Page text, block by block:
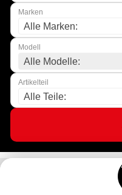
Marken
Alle Marken:
Modell
Alle Modelle:
Artikelteil
Alle Teile: